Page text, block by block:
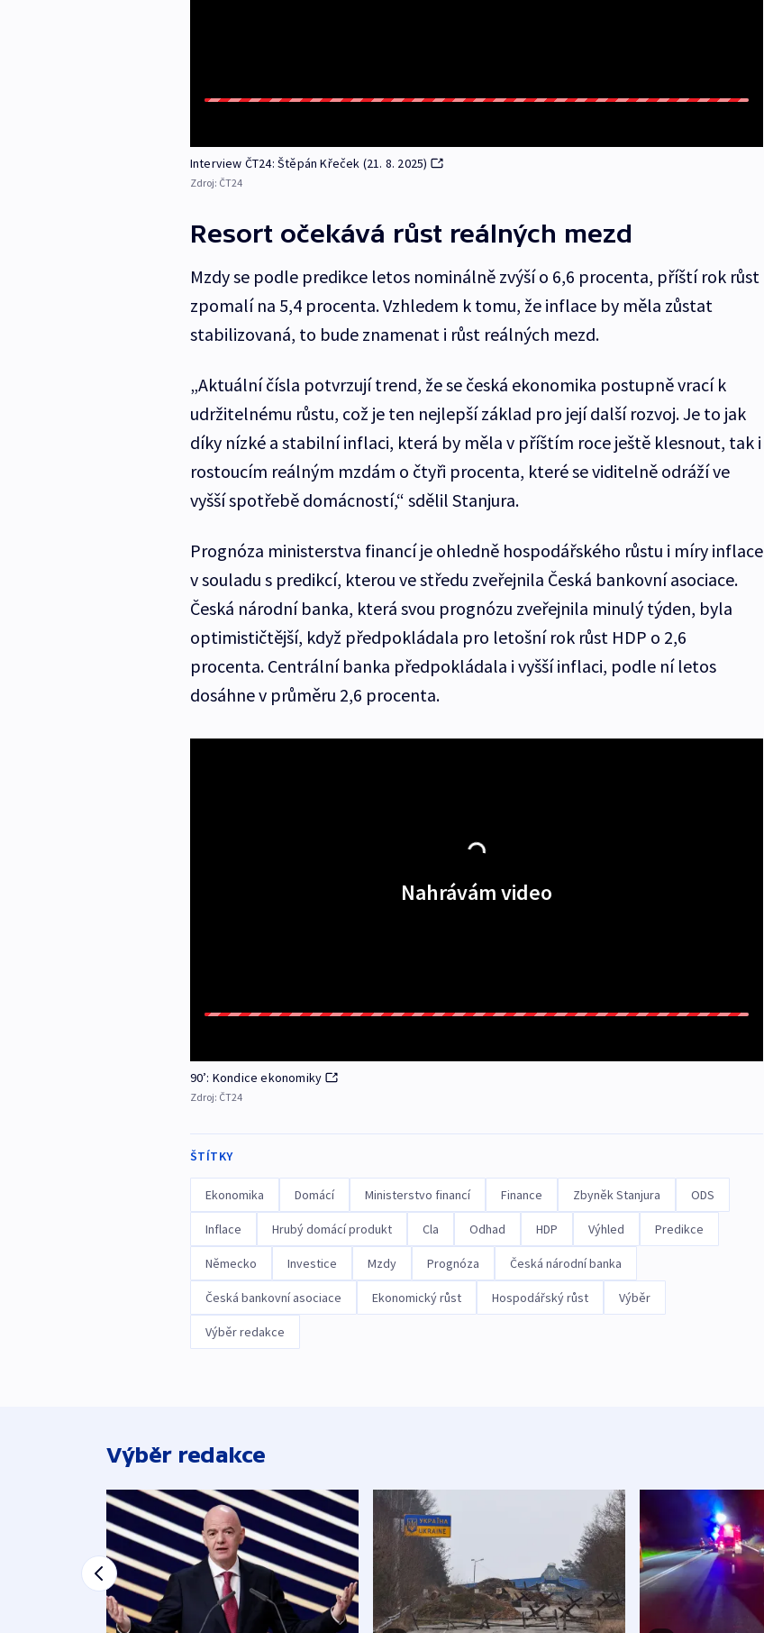
Interview ČT24: Štěpán Křeček (21. 8. 2025)
Zdroj: ČT24
Resort očekává růst reálných mezd
Mzdy se podle predikce letos nominálně zvýší o 6,6 procenta, příští rok růst
zpomalí na 5,4 procenta. Vzhledem k tomu, že inflace by měla zůstat
stabilizovaná, to bude znamenat i růst reálných mezd.
„Aktuální čísla potvrzují trend, že se česká ekonomika postupně vrací k
udržitelnému růstu, což je ten nejlepší základ pro její další rozvoj. Je to jak
díky nízké a stabilní inflaci, která by měla v příštím roce ještě klesnout, tak i
rostoucím reálným mzdám o čtyři procenta, které se viditelně odráží ve
vyšší spotřebě domácností,“ sdělil Stanjura.
Prognóza ministerstva financí je ohledně hospodářského růstu i míry inflace
v souladu s predikcí, kterou ve středu zveřejnila Česká bankovní asociace.
Česká národní banka, která svou prognózu zveřejnila minulý týden, byla
optimističtější, když předpokládala pro letošní rok růst HDP o 2,6
procenta. Centrální banka předpokládala i vyšší inflaci, podle ní letos
dosáhne v průměru 2,6 procenta.
Nahrávám video
90’: Kondice ekonomiky
Zdroj: ČT24
ŠTÍTKY
Ekonomika Domácí Ministerstvo financí Finance Zbyněk Stanjura ODS
Inflace Hrubý domácí produkt Cla Odhad HDP Výhled Predikce
Německo Investice Mzdy Prognóza Česká národní banka
Česká bankovní asociace Ekonomický růst Hospodářský růst Výběr
Výběr redakce
Výběr redakce